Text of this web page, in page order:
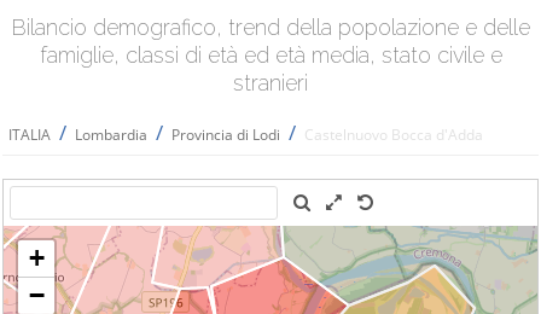
Bilancio demografico, trend della popolazione e delle
famiglie, classi di età ed età media, stato civile e
stranieri
ITALIA / Lombardia / Provincia di Lodi / Castelnuovo Bocca d'Adda